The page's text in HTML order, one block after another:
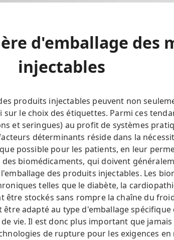
d'emballage des
injectables
produits injectables peuvent non
le choix des étiquettes. Parmi ces
et seringues) au profit de systèmes
déterminants réside dans la
possible pour les patients, en leur
biomédicaments, qui doivent
des produits injectables. Les
telles que le diabète, la
être stockés sans rompre la chaîne du
adapté au type d'emballage
vie. Il est donc plus important que
de rupture pour les exigences en